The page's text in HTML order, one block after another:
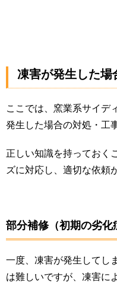
凍害が発生した場
ここでは、窯業系サイデ
発生した場合の対処・工
正しい知識を持っておく
ズに対応し、適切な依頼
部分補修（初期の劣化
一度、凍害が発生してし
は難しいですが、凍害に